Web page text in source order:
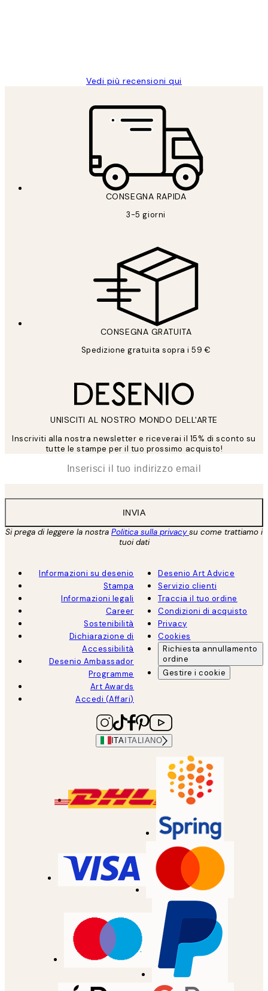
Vedi più recensioni qui
CONSEGNA RAPIDA
3-5 giorni
CONSEGNA GRATUITA
Spedizione gratuita sopra i 59 €
UNISCITI AL NOSTRO MONDO DELL'ARTE
Inscriviti alla nostra newsletter e riceverai il 15% di sconto su
tutte le stampe per il tuo prossimo acquisto!
INVIA
Si prega di leggere la nostra Politica sulla privacysu come trattiamo i
tuoi dati
Informazioni su desenio
Stampa
Informazioni legali
Career
Sostenibilità
Dichiarazione di
Accessibilità
Desenio Ambassador
Programme
Art Awards
Accedi (Affari)
Desenio Art Advice
Servizio clienti
Traccia il tuo ordine
Condizioni di acquisto
Privacy
Cookies
Richiesta annullamento
ordine
Gestire i cookie
ITA ITALIANO